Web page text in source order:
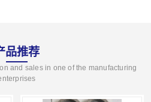
品推荐
and sales in one of the manufacturing